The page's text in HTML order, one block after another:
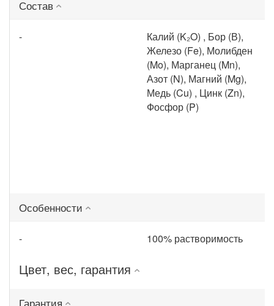
Состав
-
Калий (K₂O) , Бор (В),
Железо (Fe), Молибден
(Mo), Марганец (Mn),
Азот (N), Магний (Mg),
Медь (Cu) , Цинк (Zn),
Фосфор (P)
Особенности
- 100% растворимость
Цвет, вес, гарантия
Гарантия